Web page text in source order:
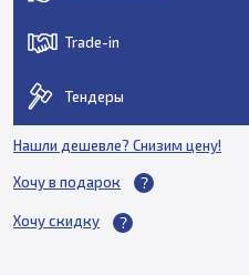
Trade-in
Тендеры
Нашли дешевле? Снизим цену!
Хочу в подарок
Хочу скидку